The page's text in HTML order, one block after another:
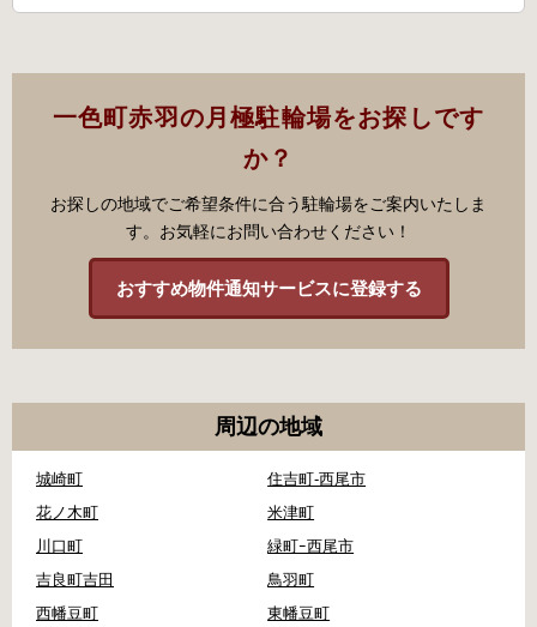
一色町赤羽の月極駐輪場をお探しです
か？
お探しの地域でご希望条件に合う駐輪場をご案内いたしま
す。お気軽にお問い合わせください！
おすすめ物件通知サービスに登録する
周辺の地域
城崎町
住吉町-西尾市
花ノ木町
米津町
川口町
緑町ｰ西尾市
吉良町吉田
鳥羽町
西幡豆町
東幡豆町